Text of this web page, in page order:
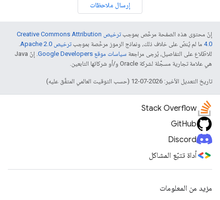
إرسال ملاحظات
إنّ محتوى هذه الصفحة مرخّص بموجب
ترخيص Creative Commons Attribution
4.0‏ ما لم يُنصّ على خلاف ذلك، ونماذج الرموز مرخّصة بموجبترخيص Apache 2.0‏
.
للاطّلاع على التفاصيل، يُرجى مراجعة سياسات موقع Google Developers‏
. إنّ Java
هي علامة تجارية مسجَّلة لشركة Oracle و/أو شركائها التابعين.
تاريخ التعديل الأخير: 2026-07-12 (حسب التوقيت العالمي المتفَّق عليه)
Stack Overflow
GitHub
Discord
أداة تتبّع المشاكل
مزيد من المعلومات